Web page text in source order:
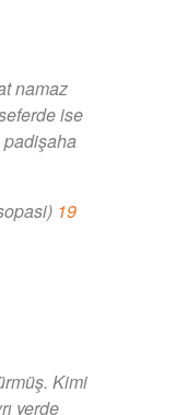
namaz
ise
padişaha
19
Kimi
yerde